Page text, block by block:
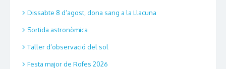
Dissabte 8 d’agost, dona sang a la Llacuna
Sortida astronòmica
Taller d’observació del sol
Festa major de Rofes 2026